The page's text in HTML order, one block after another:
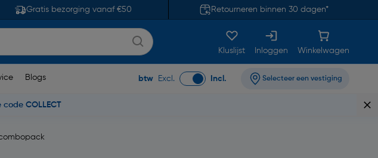
Gratis bezorging vanaf €50 Retourneren binnen 30 dagen*
Kluslijst Inloggen Winkelwagen
Blogs btw Excl. Incl. Selecteer een vestiging
COLLECT
combopack